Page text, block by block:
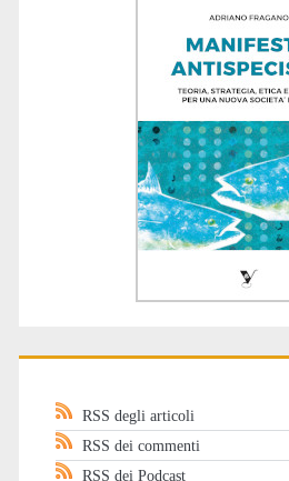
RSS degli articoli
RSS dei commenti
RSS dei Podcast